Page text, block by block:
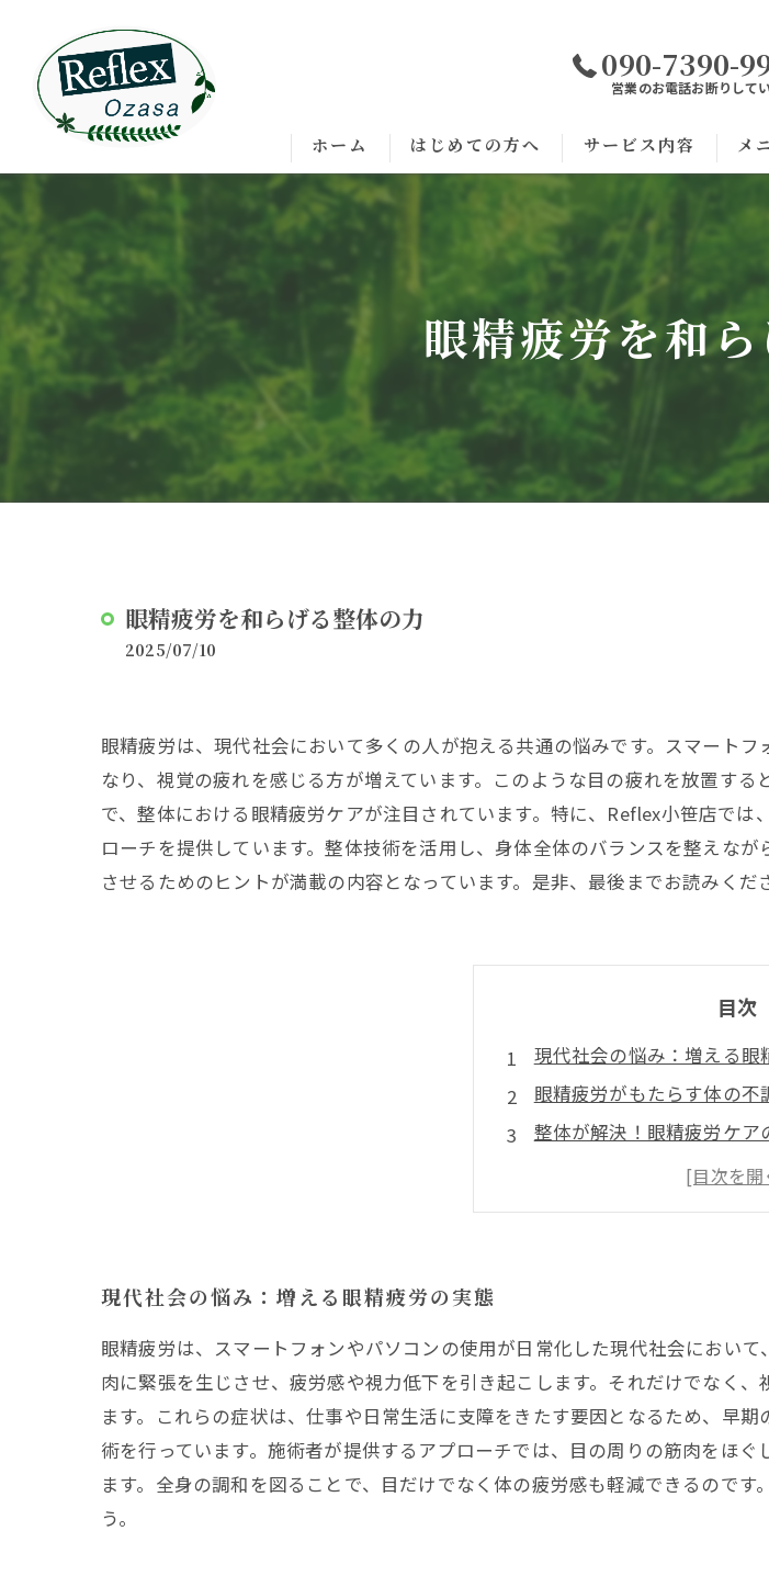
090-7390-
営業のお電話お断りして
ホーム はじめての方へ サービス内容 メ
眼精疲労を和
眼精疲労を和らげる整体の力
2025/07/10
眼精疲労は、現代社会において多くの人が抱える共通の悩みです。スマート
なり、視覚の疲れを感じる方が増えています。このような目の疲れを放置す
で、整体における眼精疲労ケアが注目されています。特に、Reflex小笹店で
ローチを提供しています。整体技術を活用し、身体全体のバランスを整えな
させるためのヒントが満載の内容となっています。是非、最後までお読みくだ
目次
現代社会の悩み：増える眼
眼精疲労がもたらす体の不
整体が解決！眼精疲労ケア
Reflex小笹店の専門家によ
整体で身体全体のバラン
現代社会の悩み：増える眼精疲労の実態
眼精疲労は、スマートフォンやパソコンの使用が日常化した現代社会におい
肉に緊張を生じさせ、疲労感や視力低下を引き起こします。それだけでなく
ます。これらの症状は、仕事や日常生活に支障をきたす要因となるため、早
術を行っています。施術者が提供するアプローチでは、目の周りの筋肉をほ
ます。全身の調和を図ることで、目だけでなく体の疲労感も軽減できるので
う。